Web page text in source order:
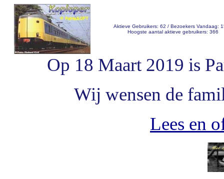
Aktieve Gebruikers: 62 / Bezoekers Vandaag:
Hoogste aantal aktieve gebruikers: 366
Op 18 Maart 2019 is
Wij wensen de
Lees en